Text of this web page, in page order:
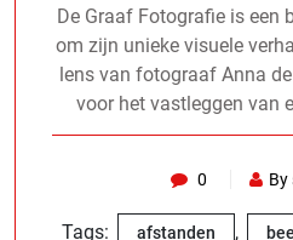
De Graaf Fotografie is een
om zijn unieke visuele
lens van fotograaf Anna
voor het vastleggen van
0 By
Tags: afstanden ,